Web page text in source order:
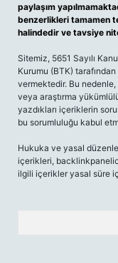
paylaşım
benzerlikleri tamamen
halindedir ve tavsiye
Sitemiz, 5651 Sayılı
Kurumu (BTK)
vermektedir. Bu
veya araştırma
yazdıkları içeriklerin
bu sorumluluğu kabul
Hukuka ve yasal
içerikleri,
ilgili içerikler yasal süre